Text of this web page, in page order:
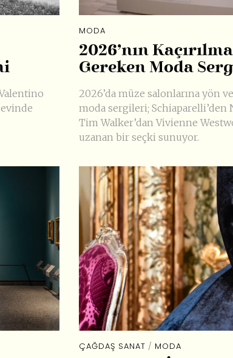
evinde
MODA
2026’nın
Gereken Moda
2026’da müze salonlarına yön
moda sergileri; Schiaparelli’den
Tim Walker’dan Vivienne
uzanan bir seçki sunuyor.
ÇAĞDAŞ SANAT / MODA